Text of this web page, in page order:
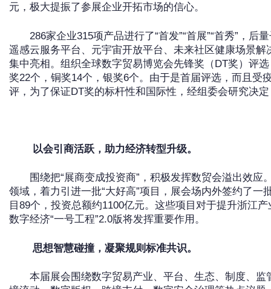
元，极大提振了参展企业开拓市场的信心。
286家企业315项产品进行了“首发”“首展”“首秀”，
遥感云服务平台、元宇宙开放平台、未来社区健康场景
集中亮相。组织全球数字贸易博览会先锋奖（DT奖）评
奖22个，铜奖14个，银奖6个。由于是首届评选，而且受
评，为了保证DT奖的标杆性和国际性，经组委会研究决
以会引商活跃，助力经济转型升级。
围绕把“展商变成投资商”，积极发挥数贸会溢出效应
领域，着力引进一批“大好高”项目，展会场内外签约了一
目89个，投资总额约1100亿元。这些项目对于提升浙江
数字经济“一号工程”2.0版将发挥重要作用。
思想智慧碰撞，凝聚规则标准共识。
本届展会围绕数字贸易产业、平台、生态、制度、